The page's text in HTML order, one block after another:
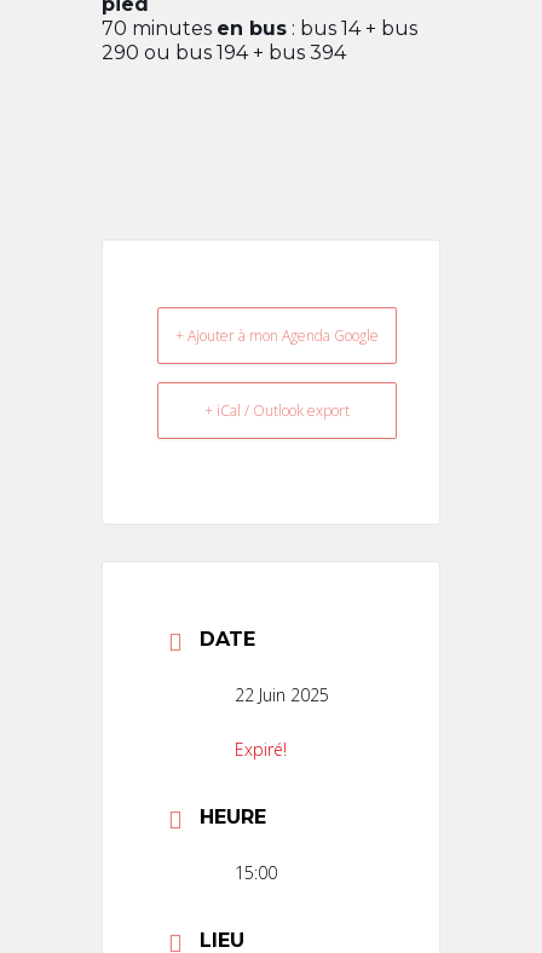
70 minutes en bus : bus 14 + bus
290 ou bus 194 + bus 394
+ Ajouter à mon Agenda Google
+ iCal / Outlook export
DATE
22 Juin 2025
Expiré!
HEURE
15:00
LIEU